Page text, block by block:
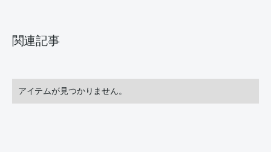
関連記事
アイテムが見つかりません。